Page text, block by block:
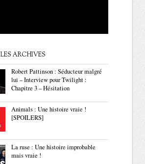
ARCHIVES
Robert Pattinson : Séducteur malgré
lui – Interview pour Twilight :
Chapitre 3 – Hésitation
Animals : Une histoire vraie !
[SPOILERS]
La ruse : Une histoire improbable
mais vraie !